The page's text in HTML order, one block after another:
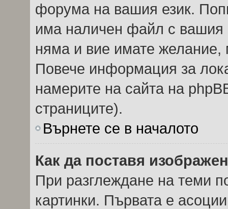
форума на вашия език.
има наличен файл с вашия
няма и вие имате желание,
Повече информация за
намерите на сайта на
страниците).
Върнете се в началото
Как да поставя
При разглеждане на теми
картинки. Първата е